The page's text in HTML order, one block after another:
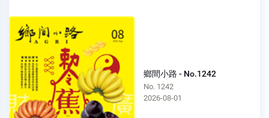
鄉間小路 - No.1242
No. 1242
2026-08-01